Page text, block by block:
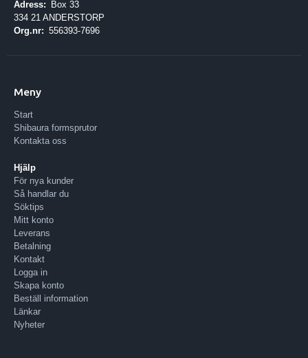
Adress:
Box 33
334 21 ANDERSTORP
Org.nr: 556393-7696
Meny
Start
Shibaura formsprutor
Kontakta oss
Hjälp
För nya kunder
Så handlar du
Söktips
Mitt konto
Leverans
Betalning
Kontakt
Logga in
Skapa konto
Beställ information
Länkar
Nyheter